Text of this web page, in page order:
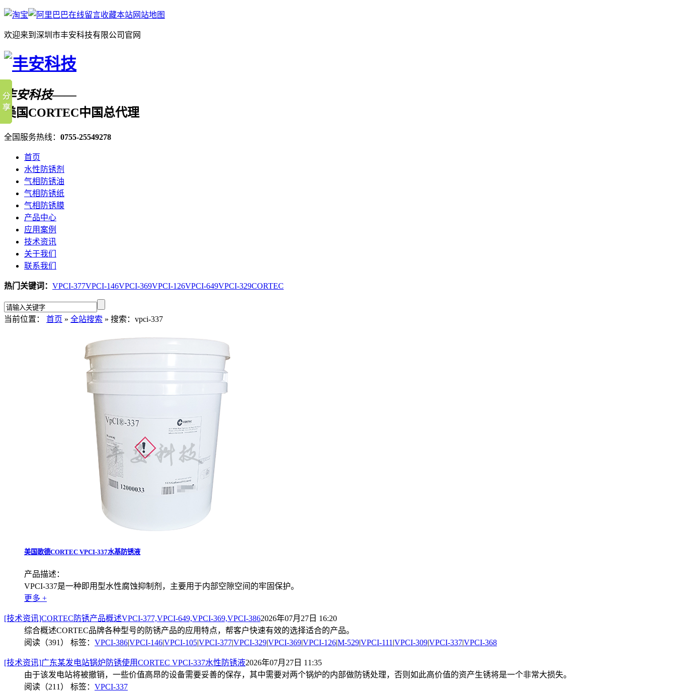
在线留言收藏本站网站地图
欢迎来到深圳市丰安科技有限公司官网
丰安科技——
美国CORTEC中国总代理
全国服务热线： 0755-25549278
首页
水性防锈剂
气相防锈油
气相防锈纸
气相防锈膜
产品中心
应用案例
技术资讯
关于我们
联系我们
热门关键词： VPCI-377VPCI-146VPCI-369VPCI-126VPCI-649VPCI-329CORTEC
当前位置： 首页 » 全站搜索 » 搜索：vpci-337
美国歌德CORTEC VPCI-337水基防锈液
产品描述：
VPCI-337是一种即用型水性腐蚀抑制剂，主要用于内部空隙空间的牢固保护。
更多 +
[技术资讯]CORTEC防锈产品概述VPCI-377,VPCI-649,VPCI-369,VPCI-3862026年07月27日 16:20
综合概述CORTEC品牌各种型号的防锈产品的应用特点，帮客户快速有效的选择适合的产品。
阅读（391） 标签： VPCI-386|VPCI-146|VPCI-105|VPCI-377|VPCI-329|VPCI-369|VPCI-126|M-529|VPCI-111 |VPCI-309|VPCI-337|VPCI-368
[技术资讯]广东某发电站锅炉防锈使用CORTEC VPCI-337水性防锈液2026年07月27日 11:35
由于该发电站将被撤销，一些价值高昂的设备需要妥善的保存，其中需要对两个锅炉的内部做防锈处理，否则如此高价值的资产生锈将是一个非常大损失。
阅读（211） 标签： VPCI-337